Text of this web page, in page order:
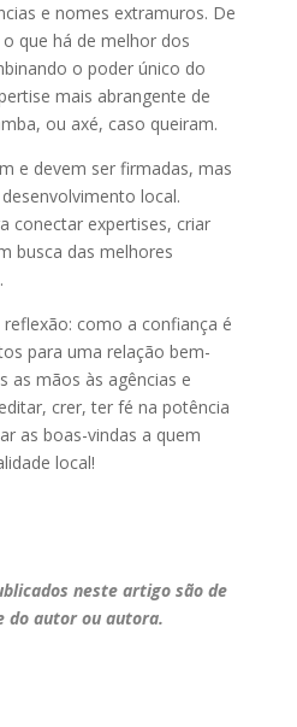
e nomes extramuros. De
que há de melhor dos
o poder único do
mais abrangente de
ou axé, caso queiram.
e devem ser firmadas, mas
local.
conectar expertises, criar
busca das melhores
como a confiança é
para uma relação bem-
as mãos às agências e
crer, ter fé na potência
as boas-vindas a quem
local!
neste artigo são de
do autor ou autora.